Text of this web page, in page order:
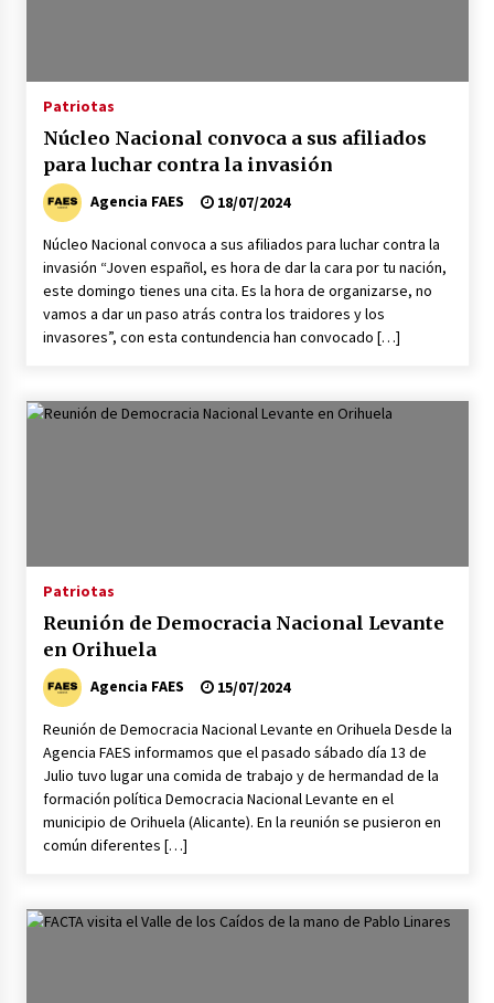
Patriotas
Núcleo Nacional convoca a sus afiliados
para luchar contra la invasión
Agencia FAES 18/07/2024
Núcleo Nacional convoca a sus afiliados para luchar contra la
invasión “Joven español, es hora de dar la cara por tu nación,
este domingo tienes una cita. Es la hora de organizarse, no
vamos a dar un paso atrás contra los traidores y los
invasores”, con esta contundencia han convocado […]
Patriotas
Reunión de Democracia Nacional Levante
en Orihuela
Agencia FAES 15/07/2024
Reunión de Democracia Nacional Levante en Orihuela Desde la
Agencia FAES informamos que el pasado sábado día 13 de
Julio tuvo lugar una comida de trabajo y de hermandad de la
formación política Democracia Nacional Levante en el
municipio de Orihuela (Alicante). En la reunión se pusieron en
común diferentes […]